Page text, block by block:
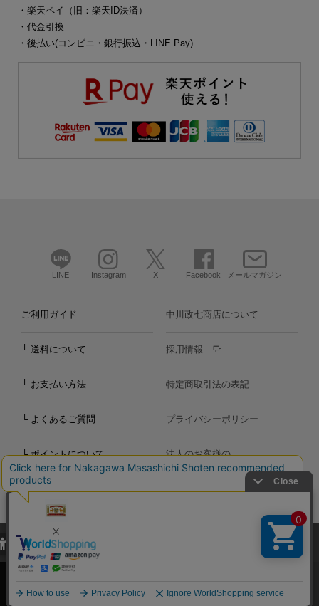
・楽天ペイ（旧：楽天ID決済）
・代金引換
・後払い(コンビニ・銀行振込・LINE Pay)
LINE Instagram X Facebook メールマガジン
ご利用ガイド
└ 送料について
└ お支払い方法
└ よくあるご質問
└ ポイントについて
お問い合わせ
中川政七商店について
採用情報
特定商取引法の表記
プライバシーポリシー
法人のお客様の
お問い合わせ
Copyright©2000-2026
Nakagawa Masashichi Shoten All Rights Reserved.
当サイトでは、当サイト内における閲覧履歴・属性情報などの取得およ
び利便性向上のためにクッキー（Cookie）を使用いたします。詳細に
関しては「プライバシーポリシー
承諾する